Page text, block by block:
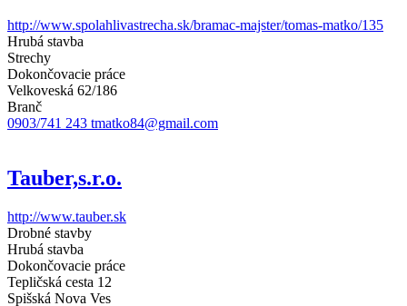
http://www.spolahlivastrecha.sk/bramac-majster/tomas-matko/135
Hrubá stavba
Strechy
Dokončovacie práce
Velkoveská 62/186
Branč
0903/741 243 tmatko84@gmail.com
Tauber,s.r.o.
http://www.tauber.sk
Drobné stavby
Hrubá stavba
Dokončovacie práce
Tepličská cesta 12
Spišská Nova Ves